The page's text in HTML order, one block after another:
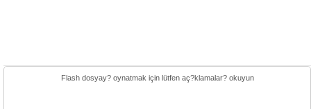
Flash dosyay? oynatmak için lütfen aç?klamalar? okuyun